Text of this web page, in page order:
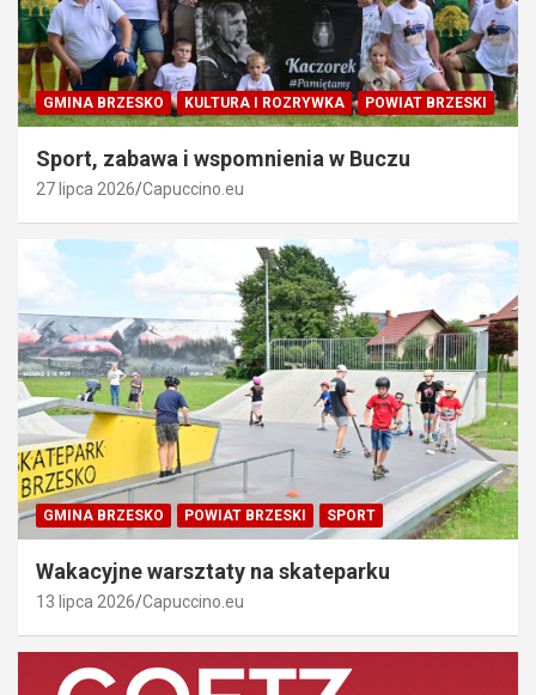
GMINA BRZESKO KULTURA I ROZRYWKA POWIAT BRZESKI
Sport, zabawa i wspomnienia w Buczu
27 lipca 2026 Capuccino.eu
GMINA BRZESKO POWIAT BRZESKI SPORT
Wakacyjne warsztaty na skateparku
13 lipca 2026 Capuccino.eu